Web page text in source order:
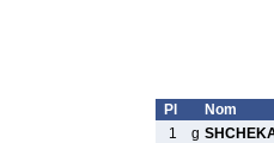
Pl Nom
1
g